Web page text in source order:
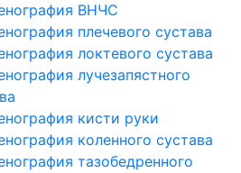
ВНЧС
плечевого сустава
локтевого сустава
лучезапястного
кисти руки
коленного сустава
тазобедренного